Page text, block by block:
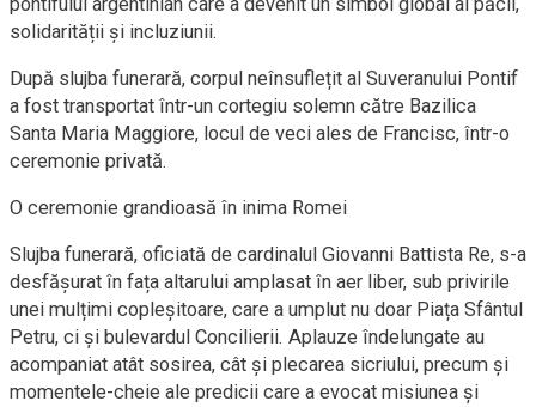
solidarității și incluziunii.
După slujba funerară, corpul neînsuflețit al Suveranului Pontif
a fost transportat într-un cortegiu solemn către Bazilica
Santa Maria Maggiore, locul de veci ales de Francisc, într-o
ceremonie privată.
O ceremonie grandioasă în inima Romei
Slujba funerară, oficiată de cardinalul Giovanni Battista Re, s-a
desfășurat în fața altarului amplasat în aer liber, sub privirile
unei mulțimi copleșitoare, care a umplut nu doar Piața Sfântul
Petru, ci și bulevardul Concilierii. Aplauze îndelungate au
acompaniat atât sosirea, cât și plecarea sicriului, precum și
momentele-cheie ale predicii care a evocat misiunea și